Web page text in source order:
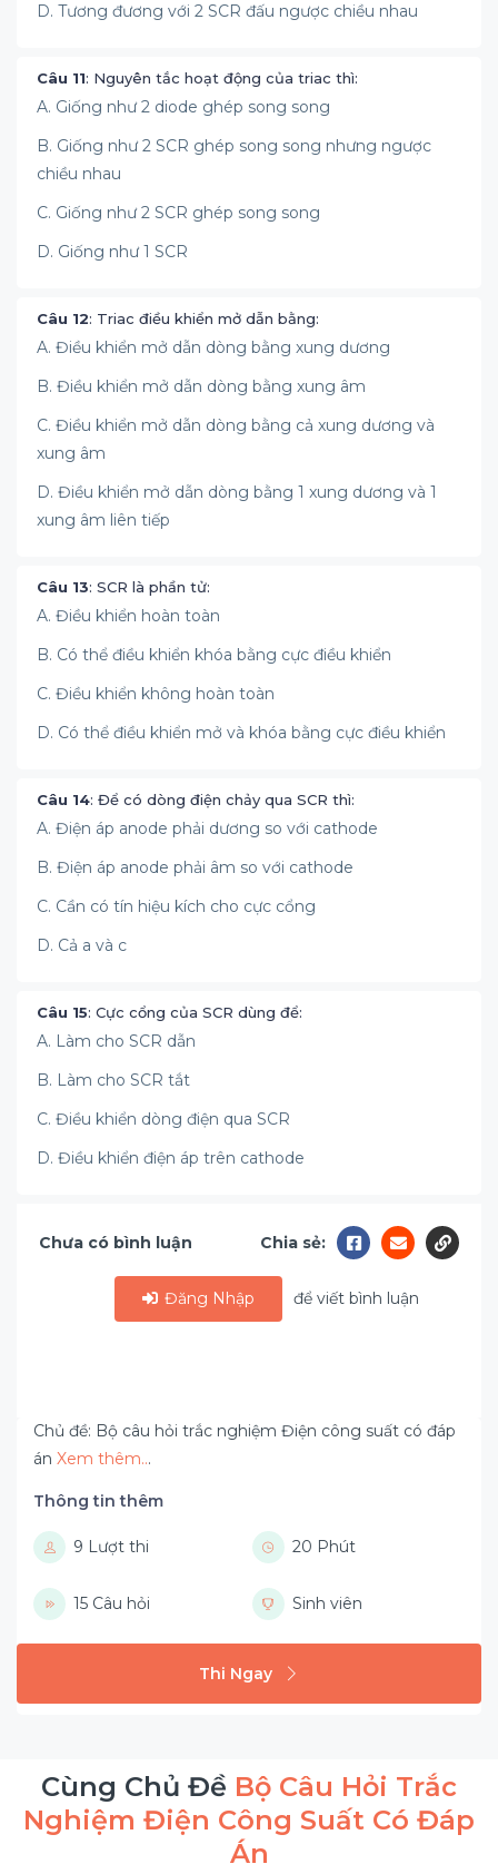
D. Tương đương với 2 SCR đấu ngược chiều nhau
Câu 11: Nguyên tắc hoạt động của triac thì:
A. Giống như 2 diode ghép song song
B. Giống như 2 SCR ghép song song nhưng ngược
chiều nhau
C. Giống như 2 SCR ghép song song
D. Giống như 1 SCR
Câu 12: Triac điều khiển mở dẫn bằng:
A. Điều khiển mở dẫn dòng bằng xung dương
B. Điều khiển mở dẫn dòng bằng xung âm
C. Điều khiển mở dẫn dòng bằng cả xung dương và
xung âm
D. Điều khiển mở dẫn dòng bằng 1 xung dương và 1
xung âm liên tiếp
Câu 13: SCR là phần tử:
A. Điều khiển hoàn toàn
B. Có thể điều khiển khóa bằng cực điều khiển
C. Điều khiển không hoàn toàn
D. Có thể điều khiển mở và khóa bằng cực điều khiển
Câu 14: Để có dòng điện chảy qua SCR thì:
A. Điện áp anode phải dương so với cathode
B. Điện áp anode phải âm so với cathode
C. Cần có tín hiệu kích cho cực cổng
D. Cả a và c
Câu 15: Cực cổng của SCR dùng để:
A. Làm cho SCR dẫn
B. Làm cho SCR tắt
C. Điều khiển dòng điện qua SCR
D. Điều khiển điện áp trên cathode
Chưa có bình luận Chia sẻ:
Đăng Nhập để viết bình luận
Chủ đề: Bộ câu hỏi trắc nghiệm Điện công suất có đáp
án Xem thêm...
Thông tin thêm
9 Lượt thi 20 Phút
15 Câu hỏi Sinh viên
Thi Ngay
Cùng Chủ Đề Bộ Câu Hỏi Trắc
Nghiệm Điện Công Suất Có Đáp
Án